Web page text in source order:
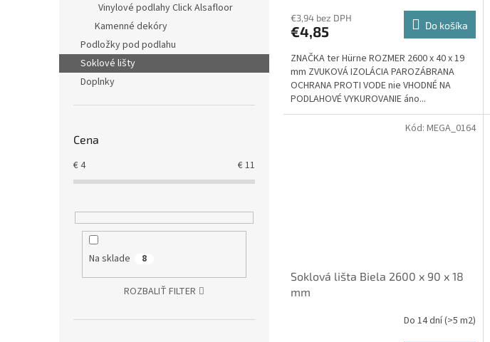
Vinylové podlahy Click Alsafloor
Kamenné dekóry
Podložky pod podlahu
Soklové lišty
Doplnky
Cena
€4 €11
Na sklade 8
ROZBALIŤ FILTER
€3,94 bez DPH
€4,85 Do košíka
ZNAČKA ter Hürne ROZMER 2600 x 40 x 19
mm ZVUKOVÁ IZOLÁCIA PAROZÁBRANA
OCHRANA PROTI VODE nie VHODNÉ NA
PODLAHOVÉ VYKUROVANIE áno...
Soklová lišta Biela 2600 x 90 x 18
mm
Do 14 dní(>5 m2)
Kód: MEGA_0164